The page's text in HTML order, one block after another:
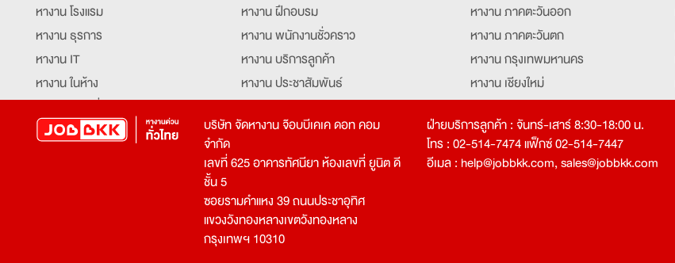
หางาน โรงแรม
หางาน ธุรการ
หางาน IT
หางาน ในห้าง
หางาน จัดซื้อ
หางาน เจ้าหน้าที่รักษาความปลอดภัย
หางาน ฝึกอบรม
หางาน พนักงานชั่วคราว
หางาน บริการลูกค้า
หางาน ประชาสัมพันธ์
หางาน ประสานงาน
หางาน จองตั๋ว
หางาน กุ๊ก
หางาน นักศึกษาฝึกงาน
หางาน Mobile Application
หางาน ภาคตะวันออก
หางาน ภาคตะวันตก
หางาน กรุงเทพมหานคร
หางาน เชียงใหม่
บริษัท จัดหางาน จ๊อบบีเคเค ดอท คอม
จำกัด
เลขที่ 625 อาคารทัศนียา ห้องเลขที่ ยูนิต ดี
ชั้น 5
ซอยรามคำแหง 39 ถนนประชาอุทิศ
แขวงวังทองหลางเขตวังทองหลาง
กรุงเทพฯ 10310
ฝ่ายบริการลูกค้า : จันทร์-เสาร์ 8:30-18:00 น.
โทร : 02-514-7474 แฟ็กซ์ 02-514-7447
อีเมล : help@jobbkk.com,sales@jobbkk.com